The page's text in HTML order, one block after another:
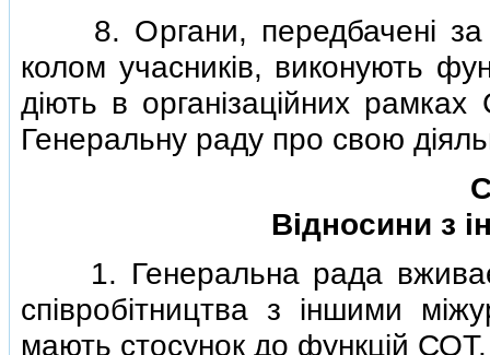
8. Органи, передбаченi за
колом учасникiв, виконують
дiють в органiзацiйних
Генеральну раду про свою
Вiдносини з
1. Генеральна рада вживає
спiвробiтництва з iншими
мають стосунок до функцiй СОТ.